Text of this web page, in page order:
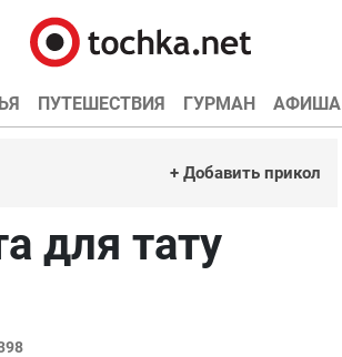
ПУТЕШЕСТВИЯ ГУРМАН АФИША
+ Добавить прикол
для тату